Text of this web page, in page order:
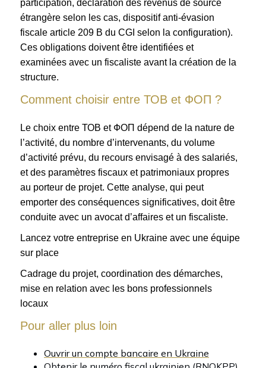
participation, déclaration des revenus de source
étrangère selon les cas, dispositif anti-évasion
fiscale article 209 B du CGI selon la configuration).
Ces obligations doivent être identifiées et
examinées avec un fiscaliste avant la création de la
structure.
Comment choisir entre ТОВ et ФОП ?
Le choix entre ТОВ et ФОП dépend de la nature de
l’activité, du nombre d’intervenants, du volume
d’activité prévu, du recours envisagé à des salariés,
et des paramètres fiscaux et patrimoniaux propres
au porteur de projet. Cette analyse, qui peut
emporter des conséquences significatives, doit être
conduite avec un avocat d’affaires et un fiscaliste.
Lancez votre entreprise en Ukraine avec une équipe
sur place
Cadrage du projet, coordination des démarches,
mise en relation avec les bons professionnels
locaux
Pour aller plus loin
Ouvrir un compte bancaire en Ukraine